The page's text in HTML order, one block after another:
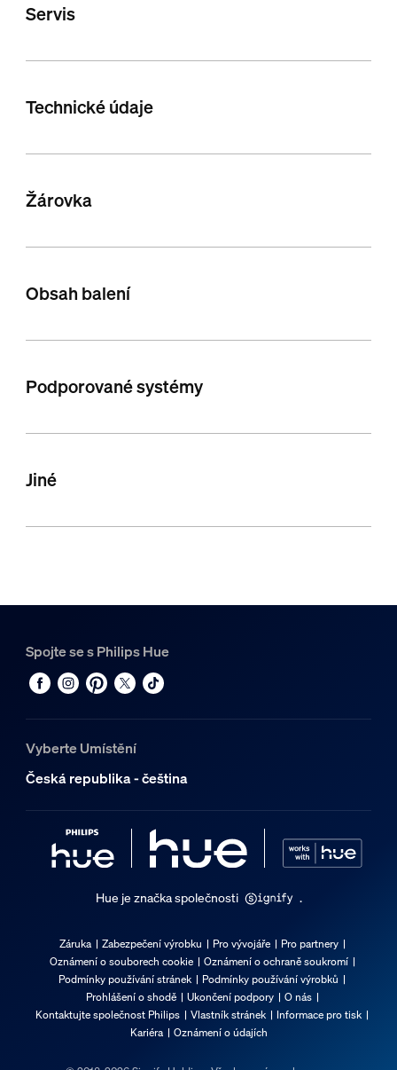
Servis
Technické údaje
Žárovka
Obsah balení
Podporované systémy
Jiné
Spojte se s Philips Hue
Vyberte Umístění
Česká republika - čeština
Hue je značka společnosti .
Záruka Zabezpečení výrobku Pro vývojáře
Pro partnery
Oznámení o souborech cookie
Oznámení o ochraně soukromí
Podmínky používání stránek
Podmínky používání výrobků
Prohlášení o shodě
Ukončení podpory
O nás
Kontaktujte společnost Philips
Vlastník stránek
Informace pro tisk
Kariéra
Oznámení o údajích